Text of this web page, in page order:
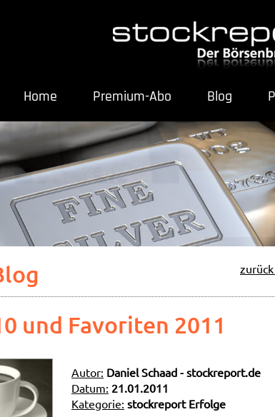
Home Premium-Abo Blog
und Favoriten 2011
Autor: Daniel Schaad - stockreport.de
Datum: 21.01.2011
Kategorie: stockreport Erfolge